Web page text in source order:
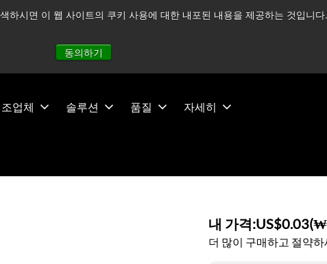
시면 이 웹 사이트의 쿠키 사용에 대한 내포된 내용을 제공하는 것입니
동의하기
있으며, 모든 서비스는 정상적으로 운영되고 있습니다. 더 읽어
업체 솔루션 품질 자세히
내 가격:US$0.03(
더 많이 구매하고 절약